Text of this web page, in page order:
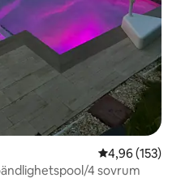
4,96 av 5 i
4,96 (153)
4 sovrum